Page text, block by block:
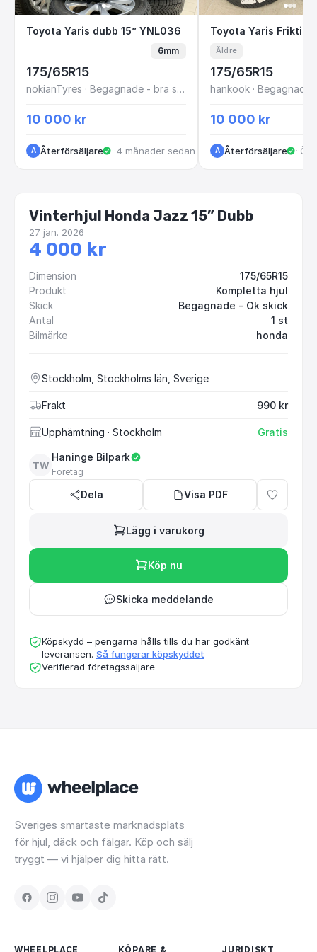
Toyota Yaris dubb 15” YNL036
Toyota Yaris dubb 15” YNL036
6mm
175/65R15
nokianTyres · Begagnade - bra skick
10 000 kr
A Återförsäljare ·Kungälv
·4 månader sedan
Toyota Yaris
Äldre
175/65R15
hankook · Begagnade
10 000 kr
A Återförsäljare ··
Vinterhjul Honda Jazz 15” Dubb
27 jan. 2026
4 000 kr
Dimension
175/65R15
Produkt
Kompletta hjul
Skick
Begagnade - Ok skick
Antal
1 st
Bilmärke
honda
Stockholm, Stockholms län, Sverige
Frakt 990 kr
Upphämtning · Stockholm Gratis
TW
Haninge Bilpark
Företag
Dela Visa PDF
Lägg i varukorg
Köp nu
Skicka meddelande
Köpskydd – pengarna hålls tills du har godkänt
leveransen. Så fungerar köpskyddet
Verifierad företagssäljare
Sveriges smartaste marknadsplats
för hjul, däck och fälgar. Köp och sälj
tryggt — vi hjälper dig hitta rätt.
WHEELPLACE
KÖPARE &
JURIDISKT